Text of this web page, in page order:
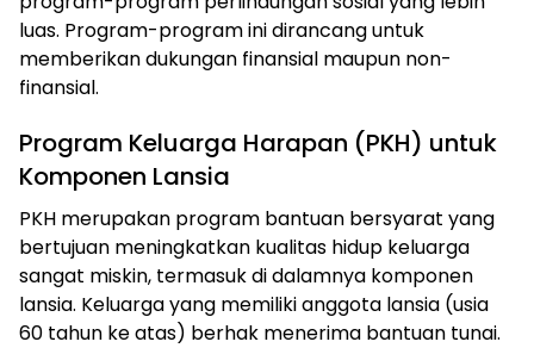
luas. Program-program ini dirancang untuk
memberikan dukungan finansial maupun non-
finansial.
Program Keluarga Harapan (PKH) untuk
Komponen Lansia
PKH merupakan program bantuan bersyarat yang
bertujuan meningkatkan kualitas hidup keluarga
sangat miskin, termasuk di dalamnya komponen
lansia. Keluarga yang memiliki anggota lansia (usia
60 tahun ke atas) berhak menerima bantuan tunai.